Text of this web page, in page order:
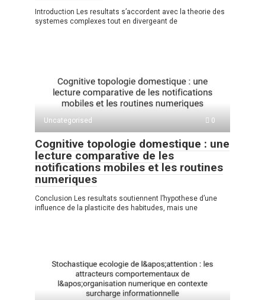
Introduction Les resultats s’accordent avec la theorie des
systemes complexes tout en divergeant de
Uncategorised 0
Cognitive topologie domestique : une
lecture comparative de les
notifications mobiles et les routines
numeriques
Conclusion Les resultats soutiennent l’hypothese d’une
influence de la plasticite des habitudes, mais une